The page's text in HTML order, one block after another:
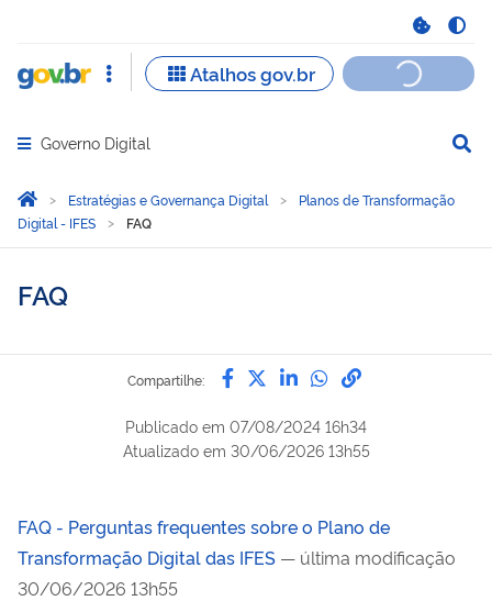
Abrir menu principal de navegação
Governo Digital
Você está aqui:
Página Inicial
Estratégias e Governança Digital
Planos de Transformação
Digital - IFES
FAQ
FAQ
Compartilhe: Compartilhe por Facebook
Compartilhe por Twitter
Compartilhe por
Compartilhe
link para
Publicado em 07/08/2024 16h34
Atualizado em 30/06/2026 13h55
FAQ - Perguntas frequentes sobre o Plano de
Transformação Digital das IFES — última modificação
30/06/2026 13h55